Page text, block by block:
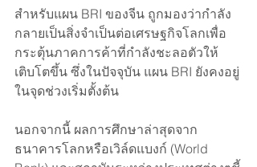
สำหรับแผน BRI ของจีน ถูกมองว่ากำลัง
กลายเป็นสิ่งจำเป็นต่อเศรษฐกิจโลกเพื่อ
กระตุ้นภาคการค้าที่กำลังชะลอตัวให้
เติบโตขึ้น ซึ่งในปัจจุบัน แผน BRI ยังคงอยู่
ในจุดช่วงเริ่มตั้งต้น
นอกจากนี้ ผลการศึกษาล่าสุดจาก
ธนาคารโลกหรือเวิล์ดแบงก์ (World